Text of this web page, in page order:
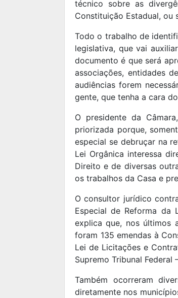
técnico sobre as
Constituição Estadual, ou
Todo o trabalho de
legislativa, que vai
documento é que será
associações, entidades
audiências forem
gente, que tenha a cara
O presidente da
priorizada porque,
especial se debruçar na
Lei Orgânica interessa
Direito e de diversas
os trabalhos da Casa e
O consultor jurídico
Especial de Reforma da
explica que, nos últimos
foram 135 emendas à
Lei de Licitações e
Supremo Tribunal Federal
Também ocorreram
diretamente nos